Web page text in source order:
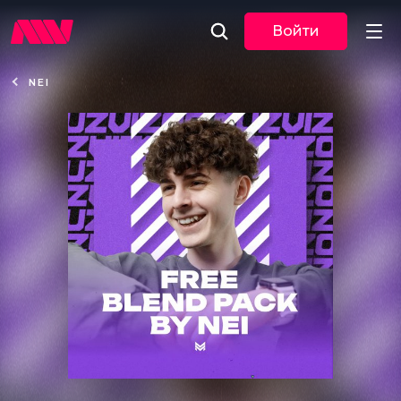
Музыка
По трекам
По жанрам
Плейлисты
Event
Войти
NEI